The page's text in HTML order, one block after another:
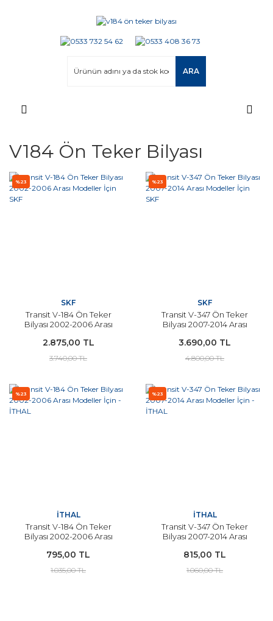
ARA
V184 Ön Teker Bilyası
%23
SKF
Transit V-184 Ön Teker
Bilyası 2002-2006 Arası
2.875,00 TL
3.740,00 TL
%23
SKF
Transit V-347 Ön Teker
Bilyası 2007-2014 Arası
3.690,00 TL
4.800,00 TL
%23
İTHAL
Transit V-184 Ön Teker
Bilyası 2002-2006 Arası
795,00 TL
1.035,00 TL
%23
İTHAL
Transit V-347 Ön Teker
Bilyası 2007-2014 Arası
815,00 TL
1.060,00 TL